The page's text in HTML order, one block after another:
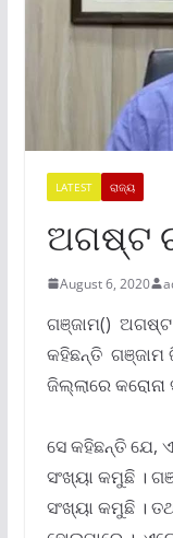
LATEST ରାଜ୍ୟ
ଅଗଷ୍ଟ
August 6, 2020
ଗଞ୍ଜାମ() ଅଗଷ୍ଟ
କହିଛନ୍ତି ଗଞ୍ଜାମ
ଜିଲ୍ଲାରେ
ସେ କହିଛନ୍ତି ଯେ,
ସଂଖ୍ୟା କମୁଛି ।
ସଂଖ୍ୟା କମୁଛି ।